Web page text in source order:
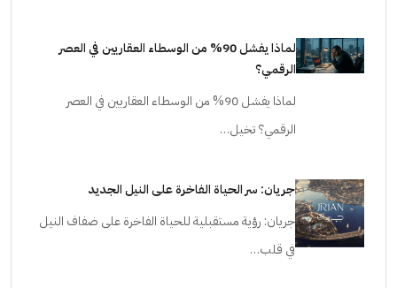
لماذا يفشل 90% من الوسطاء العقاريين في العصر
الرقمي؟
لماذا يفشل 90% من الوسطاء العقاريين في العصر
الرقمي؟ تخيل…
جريان: سر الحياة الفاخرة على النيل الجديد
جريان: رؤية مستقبلية للحياة الفاخرة على ضفاف النيل
في قلب…